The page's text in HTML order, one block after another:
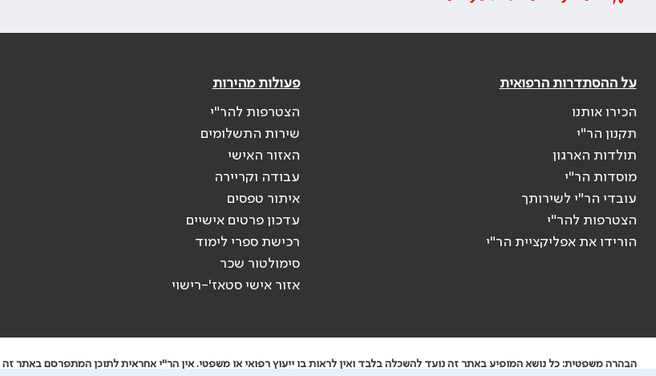
על ההסתדרות הרפואית
הכירו אותנו
תקנון הר"י
תולדות הארגון
מוסדות הר"י
עובדי הר"י לשירותך
הצטרפות להר"י
הורידו את אפליקציית הר"י
פעולות מהירות
הצטרפות להר"י
שירות התשלומים
האזור האישי
עבודה וקריירה
איתור טפסים
עדכון פרטים אישיים
רכישת ספרי לימוד
סימולטור שכר
אזור אישי סטאז'-רישוי
הבהרה משפטית: כל נושא המופיע באתר זה נועד להשכלה בלבד ואין לראות בו ייעוץ רפואי או משפטי. אין הר"י אחראית לתוכן המתפרסם באתר זה